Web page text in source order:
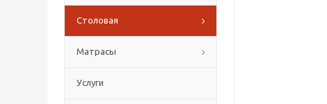
Столовая
Матрасы
Услуги